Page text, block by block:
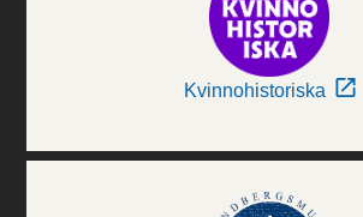
Kvinnohistoriska